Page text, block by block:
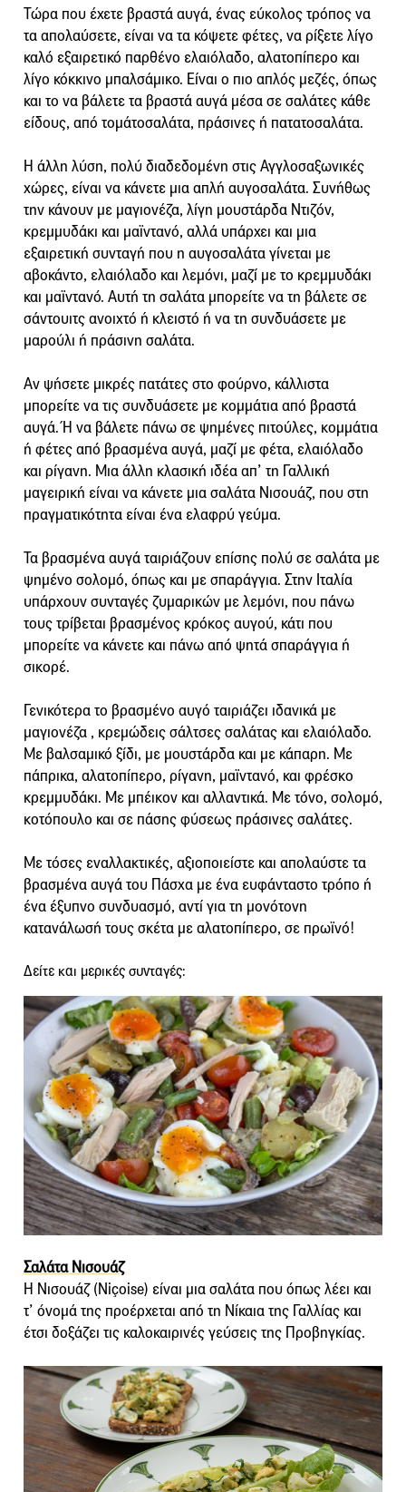
Τώρα που έχετε βραστά αυγά, ένας εύκολος τρόπος να
τα απολαύσετε, είναι να τα κόψετε φέτες, να ρίξετε λίγο
καλό εξαιρετικό παρθένο ελαιόλαδο, αλατοπίπερο και
λίγο κόκκινο μπαλσάμικο. Είναι ο πιο απλός μεζές, όπως
και το να βάλετε τα βραστά αυγά μέσα σε σαλάτες κάθε
είδους, από τομάτοσαλάτα, πράσινες ή πατατοσαλάτα.
Η άλλη λύση, πολύ διαδεδομένη στις Αγγλοσαξωνικές
χώρες, είναι να κάνετε μια απλή αυγοσαλάτα. Συνήθως
την κάνουν με μαγιονέζα, λίγη μουστάρδα Ντιζόν,
κρεμμυδάκι και μαϊντανό, αλλά υπάρχει και μια
εξαιρετική συνταγή που η αυγοσαλάτα γίνεται με
αβοκάντο, ελαιόλαδο και λεμόνι, μαζί με το κρεμμυδάκι
και μαϊντανό. Αυτή τη σαλάτα μπορείτε να τη βάλετε σε
σάντουιτς ανοιχτό ή κλειστό ή να τη συνδυάσετε με
μαρούλι ή πράσινη σαλάτα.
Αν ψήσετε μικρές πατάτες στο φούρνο, κάλλιστα
μπορείτε να τις συνδυάσετε με κομμάτια από βραστά
αυγά. Ή να βάλετε πάνω σε ψημένες πιτούλες, κομμάτια
ή φέτες από βρασμένα αυγά, μαζί με φέτα, ελαιόλαδο
και ρίγανη. Μια άλλη κλασική ιδέα απ’ τη Γαλλική
μαγειρική είναι να κάνετε μια σαλάτα Νισουάζ, που στη
πραγματικότητα είναι ένα ελαφρύ γεύμα.
Τα βρασμένα αυγά ταιριάζουν επίσης πολύ σε σαλάτα με
ψημένο σολομό, όπως και με σπαράγγια. Στην Ιταλία
υπάρχουν συνταγές ζυμαρικών με λεμόνι, που πάνω
τους τρίβεται βρασμένος κρόκος αυγού, κάτι που
μπορείτε να κάνετε και πάνω από ψητά σπαράγγια ή
σικορέ.
Γενικότερα το βρασμένο αυγό ταιριάζει ιδανικά με
μαγιονέζα , κρεμώδεις σάλτσες σαλάτας και ελαιόλαδο.
Με βαλσαμικό ξίδι, με μουστάρδα και με κάπαρη. Με
πάπρικα, αλατοπίπερο, ρίγανη, μαϊντανό, και φρέσκο
κρεμμυδάκι. Με μπέικον και αλλαντικά. Με τόνο, σολομό,
κοτόπουλο και σε πάσης φύσεως πράσινες σαλάτες.
Με τόσες εναλλακτικές, αξιοποιείστε και απολαύστε τα
βρασμένα αυγά του Πάσχα με ένα ευφάνταστο τρόπο ή
ένα έξυπνο συνδυασμό, αντί για τη μονότονη
κατανάλωσή τους σκέτα με αλατοπίπερο, σε πρωϊνό!
Δείτε και μερικές συνταγές:
Σαλάτα Νισουάζ
Η Νισουάζ (Niçoise) είναι μια σαλάτα που όπως λέει και
τ’ όνομά της προέρχεται από τη Νίκαια της Γαλλίας και
έτσι δοξάζει τις καλοκαιρινές γεύσεις της Προβηγκίας.